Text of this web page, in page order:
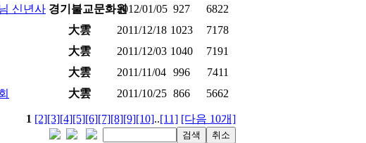
신년사 경기불교문화원2012/01/05 927
6822
大雲 2011/12/18 1023
7178
大雲 2011/12/03 1040
7191
大雲 2011/11/04 996
7411
大雲 2011/10/25 866 5662
1 [2][3][4][5][6][7][8][9][10]..[11] [다음 10개]